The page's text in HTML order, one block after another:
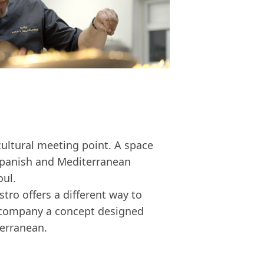
meeting point. A space
and Mediterranean
offers a different way to
a concept designed